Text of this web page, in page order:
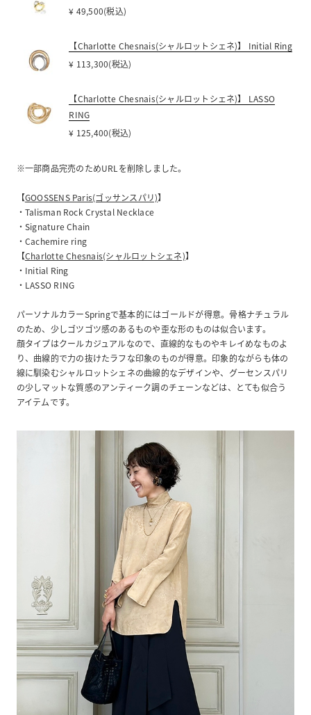
¥ 49,500(税込)
【Charlotte Chesnais(シャルロットシェネ)】 Initial Ring
¥ 113,300(税込)
【Charlotte Chesnais(シャルロットシェネ)】 LASSO
RING
¥ 125,400(税込)
※一部商品完売のためURLを削除しました。
【GOOSSENS Paris(ゴッサンスパリ)】
・Talisman Rock Crystal Necklace
・Signature Chain
・Cachemire ring
【Charlotte Chesnais(シャルロットシェネ)】
・Initial Ring
・LASSO RING
パーソナルカラーSpringで基本的にはゴールドが得意。骨格ナチュラル
のため、少しゴツゴツ感のあるものや歪な形のものは似合います。
顔タイプはクールカジュアルなので、直線的なものやキレイめなものよ
り、曲線的で力の抜けたラフな印象のものが得意。印象的ながらも体の
線に馴染むシャルロットシェネの曲線的なデザインや、グーセンスパリ
の少しマットな質感のアンティーク調のチェーンなどは、とても似合う
アイテムです。